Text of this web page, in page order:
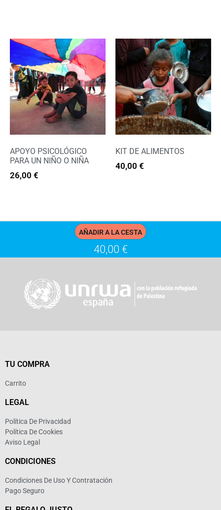
APOYO PSICOLÓGICO
PARA UN NIÑO O NIÑA
26,00 €
KIT DE ALIMENTOS
40,00 €
AÑADIR A LA CESTA
40,00 €
TU COMPRA
Carrito
LEGAL
Política De Privacidad
Política De Cookies
Aviso Legal
CONDICIONES
Condiciones De Uso Y Contratación
Pago Seguro